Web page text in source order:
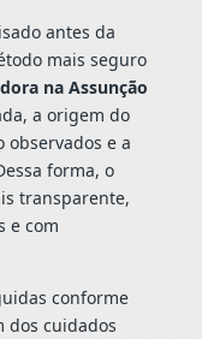
antes da
mais seguro
na Assunção
a origem do
observados e a
forma, o
transparente,
e com
conforme
dos cuidados